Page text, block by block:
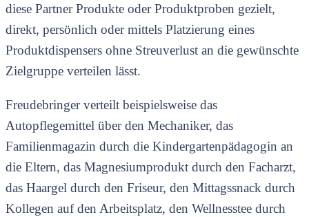
diese Partner Produkte oder Produktproben gezielt,
direkt, persönlich oder mittels Platzierung eines
Produktdispensers ohne Streuverlust an die gewünschte
Zielgruppe verteilen lässt.
Freudebringer verteilt beispielsweise das
Autopflegemittel über den Mechaniker, das
Familienmagazin durch die Kindergartenpädagogin an
die Eltern, das Magnesiumprodukt durch den Facharzt,
das Haargel durch den Friseur, den Mittagssnack durch
Kollegen auf den Arbeitsplatz, den Wellnesstee durch